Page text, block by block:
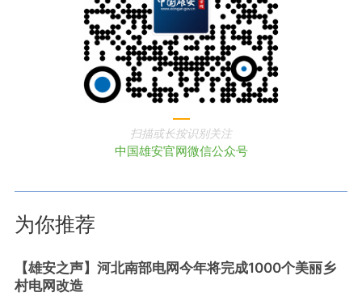
扫描或长按识别关注
中国雄安官网微信公众号
为你推荐
【雄安之声】河北南部电网今年将完成1000个美丽乡
村电网改造